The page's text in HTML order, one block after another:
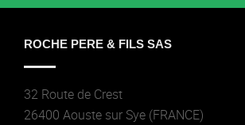
ROCHE PERE & FILS SAS
32 Route de Crest
26400 Aouste sur Sye (FRANCE)